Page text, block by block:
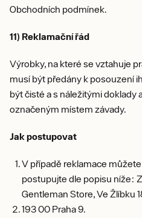
Obchodních podmínek.
11) Reklamační řád
Výrobky, na které se vztahuje
musí být předány k posouzení
být čisté a s náležitými doklady
označeným místem závady.
Jak postupovat
V případě reklamace
postupujte dle popisu níže:
Gentleman Store, Ve Žlíbku
193 00 Praha 9.